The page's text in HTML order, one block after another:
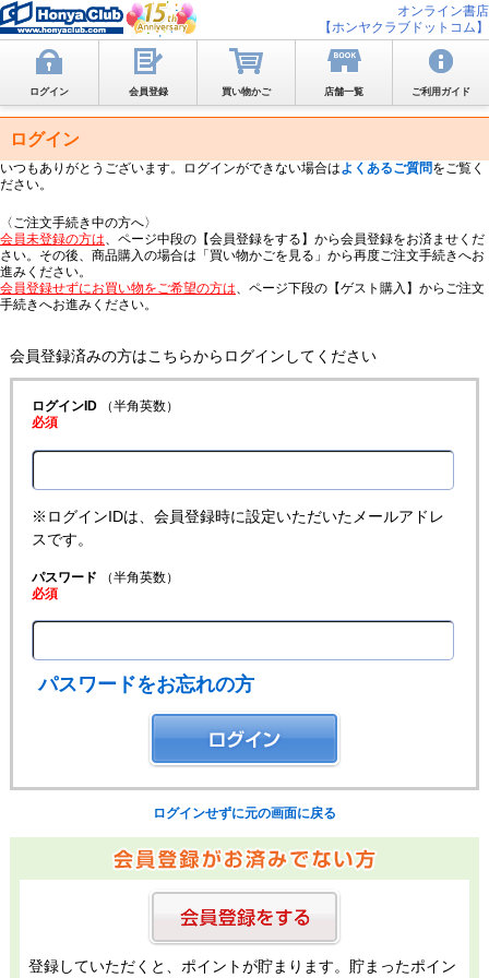
オンライン書店
【ホンヤクラブドットコム】
ログイン 会員登録 買い物かご 店舗一覧 ご利用ガイド
ログイン
いつもありがとうございます。ログインができない場合はよくあるご質問をご覧く
ださい。
〈ご注文手続き中の方へ〉
会員未登録の方は、ページ中段の【会員登録をする】から会員登録をお済ませくだ
さい。その後、商品購入の場合は「買い物かごを見る」から再度ご注文手続きへお
進みください。
会員登録せずにお買い物をご希望の方は、ページ下段の【ゲスト購入】からご注文
手続きへお進みください。
会員登録済みの方はこちらからログインしてください
ログインID（半角英数）
必須
※ログインIDは、会員登録時に設定いただいたメールアドレ
スです。
パスワード （半角英数）
必須
パスワードをお忘れの方
ログインせずに元の画面に戻る
登録していただくと、ポイントが貯まります。貯まったポイン